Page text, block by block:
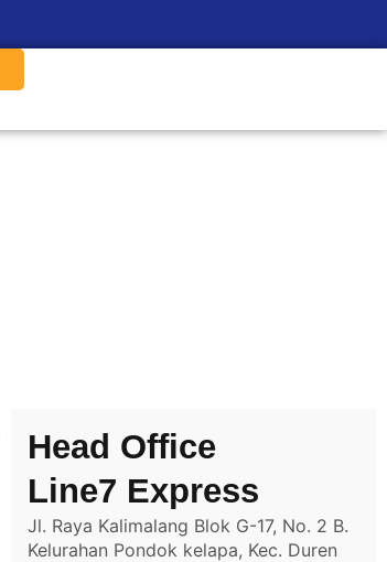
Head Office
Line7 Express
Jl. Raya Kalimalang Blok G-17, No. 2 B.
Kelurahan Pondok kelapa, Kec. Duren